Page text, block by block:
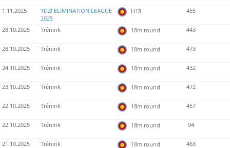
1.11.2025
YDZ! ELIMINATION LEAGUE
2025
H18 455
28.10.2025 Trénink 18m round 443
28.10.2025 Trénink 18m round 473
24.10.2025 Trénink 18m round 432
23.10.2025 Trénink 18m round 472
22.10.2025 Trénink 18m round 457
22.10.2025 Trénink 18m round 94
21.10.2025 Trénink 18m round 463